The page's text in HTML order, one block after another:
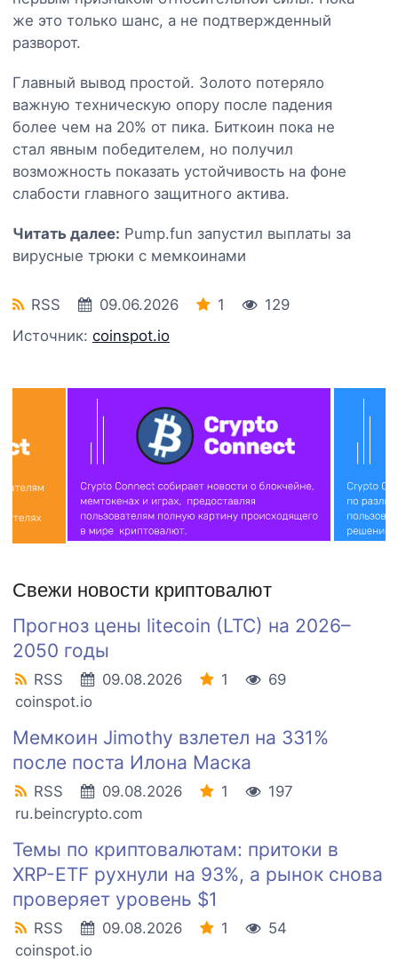
же это только шанс, а не подтвержденный
разворот.
Главный вывод простой. Золото потеряло
важную техническую опору после падения
более чем на 20% от пика. Биткоин пока не
стал явным победителем, но получил
возможность показать устойчивость на фоне
слабости главного защитного актива.
Читать далее: Pump.fun запустил выплаты за
вирусные трюки с мемкоинами
RSS 09.06.2026 1
129
Источник: coinspot.io
Свежи новости криптовалют
Прогноз цены litecoin (LTC) на 2026–
2050 годы
RSS 09.08.2026 1
69
coinspot.io
Мемкоин Jimothy взлетел на 331%
после поста Илона Маска
RSS 09.08.2026 1
197
ru.beincrypto.com
Темы по криптовалютам: притоки в
XRP-ETF рухнули на 93%, а рынок снова
проверяет уровень $1
RSS 09.08.2026 1
54
coinspot.io